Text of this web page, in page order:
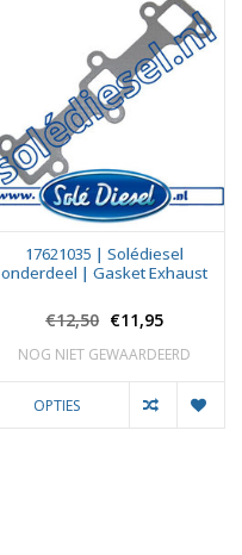
17621035 | Solédiesel
onderdeel | Gasket Exhaust
€12,50 €11,95
NOG NIET GEWAARDEERD
OPTIES